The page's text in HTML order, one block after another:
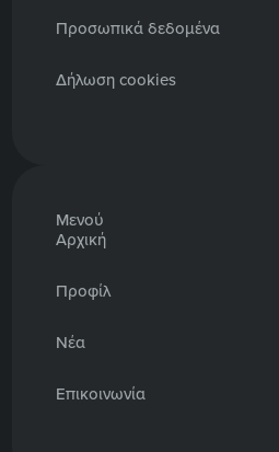
Προσωπικά δεδομένα
Δήλωση cookies
Μενού
Αρχική
Προφίλ
Νέα
Επικοινωνία